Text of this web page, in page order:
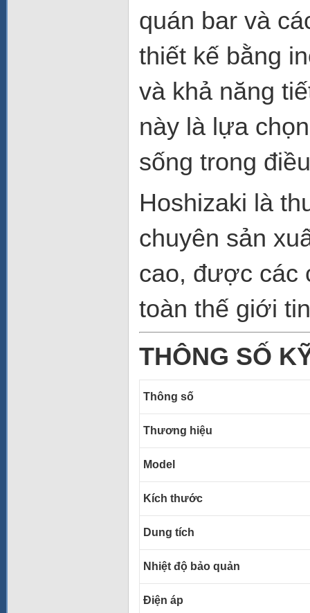
quán bar và
thiết kế bằng
và khả năng
này là lựa
sống trong
Hoshizaki là
chuyên sản
cao, được các
toàn thế giới
THÔNG SỐ
Thông số
Thương hiệu
Model
Kích thước
Dung tích
Nhiệt độ bảo quản
Điện áp